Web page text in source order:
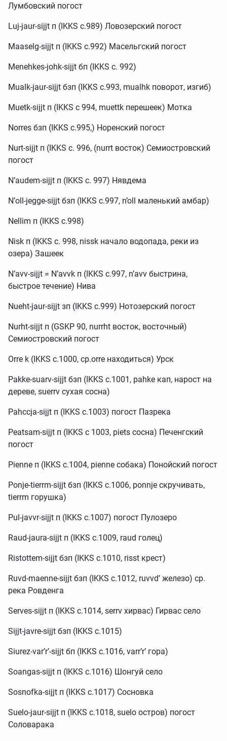
Лумбовский погост
Luj-jaur-sijjt п (IKKS c.989) Ловозерский погост
Maaselg-sijjt п (IKKS c.992) Масельгский погост
Menehkes-johk-sijjt бп (IKKS c. 992)
Mualk-jaur-sijjt бзп (IKKS с.993, mualhk поворот, изгиб)
Muetk-sijjt п (IKKS c 994, muettk перешеек) Мотка
Norres бзп (IKKS c.995,) Норенский погост
Nurt-sijjt п (IKKS c. 996, (nurrt восток) Семиостровский
погост
N’audem-sijjt п (IKKS c. 997) Нявдема
N’оll-jegge-sijjt бзп (IKKS c.997, n’oll маленький амбар)
Nellim п (IKKS c.998)
Nisk п (IKKS c. 998, nissk начало водопада, реки из
озера) Зашеек
N’avv-sijjt = N’avvk п (IKKS c.997, n’avv быстрина,
быстрое течение) Нива
Nueht-jaur-sijjt зп (IKKS c.999) Нотозерский погост
Nurht-sijjt п (GSKP 90, nurrht восток, восточный)
Семиостровский погост
Orre k (IKKS c.1000, ср.orre находиться) Урск
Pakke-suarv-sijjt бзп (IKKS c.1001, pahke кап, нарост на
дереве, suerrv сухая сосна)
Pahccja-sijjt п (IKKS c.1003) погост Пазрека
Peatsam-sijjt п (IKKS с 1003, piets сосна) Печенгский
погост
Pienne п (IKKS c.1004, pienne собака) Понойский погост
Ponje-tierrm-sijjt бзп (IKKS c.1006, ponnje скручивать,
tierrm горушка)
Pul-javvr-sijjt п (IKKS c.1007) погост Пулозеро
Raud-jaura-sijjt п (IKKS c.1009, raud голец)
Ristottem-sijjt бзп (IKKS c.1010, risst крест)
Ruvd-maenne-sijjt бзп (IKKS c.1012, ruvvd’ железо) ср.
река Ровденга
Serves-sijjt п (IKKS c.1014, serrv хирвас) Гирвас село
Sijjt-javre-sijjt бзп (IKKS с.1015)
Siurez-var’r’-sijjt бп (IKKS c.1016, varr’r’ гора)
Soangas-sijjt п (IKKS c.1016) Шонгуй село
Sosnofka-sijjt п (IKKS c.1017) Сосновка
Suelo-jaur-sijjt п (IKKS c.1018, suelo остров) погост
Соловарака